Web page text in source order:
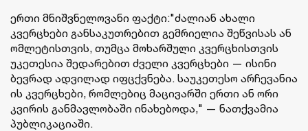
ერთი მნიშვნელოვანი ფაქტი:"ძალიან ახალი
კვერცხები განსაკუთრებით გემრიელია შეწვისას ან
ომლეტისთვის, თუმცა მოხარშული კვერცხისთვის
უკეთესია შედარებით ძველი კვერცხები — ისინი
ბევრად ადვილად იფცქვნება. საუკეთესო არჩევანია
ის კვერცხები, რომლებიც მაცივარში ერთი ან ორი
კვირის განმავლობაში ინახებოდა," — ნათქვამია
პუბლიკაციაში.